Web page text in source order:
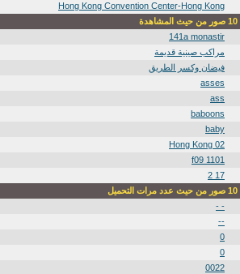
Hong Kong Convention Center-Hong Kong
141a monastir
مراكب صينية قديمة
فيضان وكسر الطريق
asses
ass
baboons
baby
02 Hong Kong
1101 f09
17 2
- -
--
0
0
0022